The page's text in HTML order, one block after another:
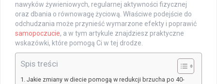
nawyków żywieniowych, regularnej aktywności fizycznej
oraz dbania o równowagę życiową. Właściwe podejście do
odchudzania może przynieść wymarzone efekty i poprawić
samopoczucie, a w tym artykule znajdziesz praktyczne
wskazówki, które pomogą Ci w tej drodze.
Spis treści
Jakie zmiany w diecie pomogą w redukcji brzucha po 40-